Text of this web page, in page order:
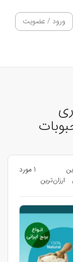
ورود / عضویت
ارزان‌ترین
1 مورد